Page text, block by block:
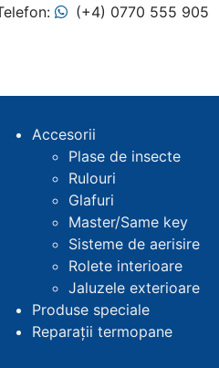
(+4) 0770 555 905
Accesorii
Plase de insecte
Rulouri
Glafuri
Master/Same key
Sisteme de aerisire
Rolete interioare
Jaluzele exterioare
Produse speciale
Reparații termopane